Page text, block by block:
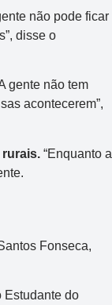
não pode ficar
disse o
gente não tem
acontecerem”,
rurais. “Enquanto a
Fonseca,
Estudante do